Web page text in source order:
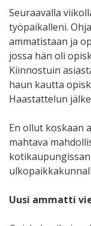
Seuraavalla
työpaikalleni.
ammatistaan ja
jossa hän oli
Kiinnostuin
haun kautta
Haastattelun
En ollut koskaan
mahtava
Uusi ammatti